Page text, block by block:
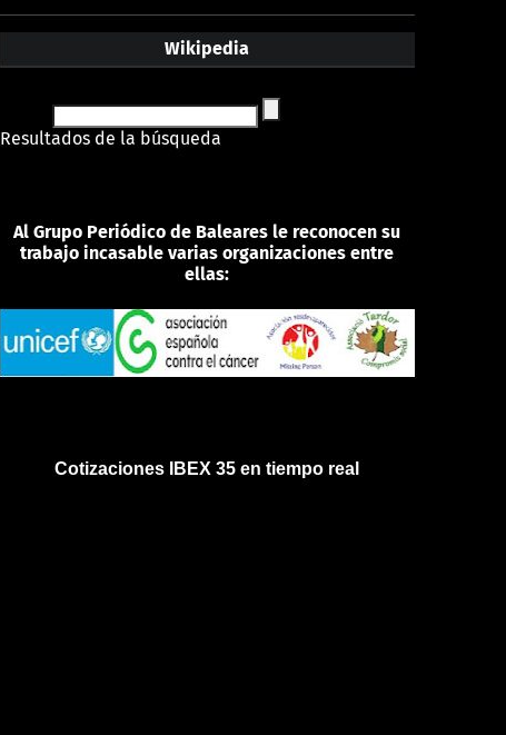
Wikipedia
Resultados de la búsqueda
Al Grupo Periódico de Baleares le reconocen su
trabajo incasable varias organizaciones entre
ellas:
Cotizaciones IBEX 35 en tiempo real